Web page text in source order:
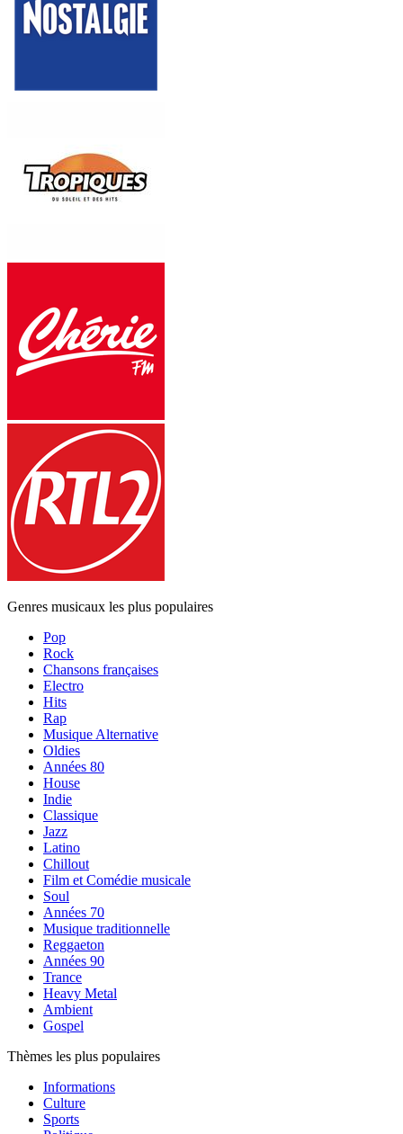
Genres musicaux les plus populaires
Pop
Rock
Chansons françaises
Electro
Hits
Rap
Musique Alternative
Oldies
Années 80
House
Indie
Classique
Jazz
Latino
Chillout
Film et Comédie musicale
Soul
Années 70
Musique traditionnelle
Reggaeton
Années 90
Trance
Heavy Metal
Ambient
Gospel
Thèmes les plus populaires
Informations
Culture
Sports